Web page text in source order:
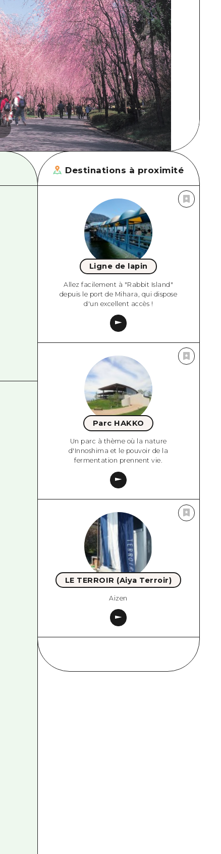
Destinations à proximité
Ligne de lapin
Allez facilement à "Rabbit Island"
depuis le port de Mihara, qui dispose
d'un excellent accès !
Parc HAKKO
Un parc à thème où la nature
d'Innoshima et le pouvoir de la
fermentation prennent vie.
LE TERROIR (Aiya Terroir)
Aizen